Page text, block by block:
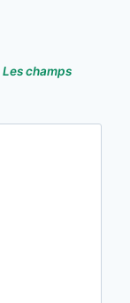
Les champs